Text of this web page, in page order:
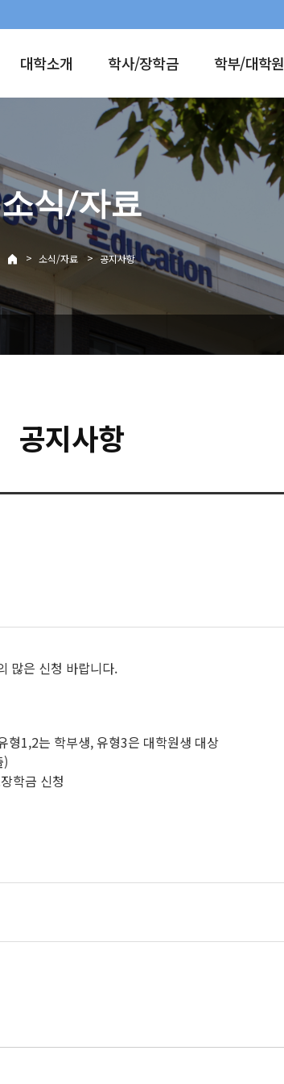
대학소개 학사/장학금 학부/대학원
소식/자료
> 소식/자료 > 공지사항
공지사항
많은 신청 바랍니다.
1,2는 학부생, 유형3은 대학원생 대상
)
학금 신청